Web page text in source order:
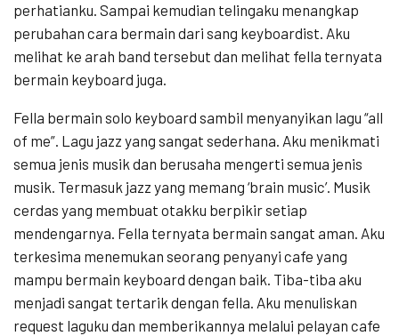
perhatianku. Sampai kemudian telingaku menangkap
perubahan cara bermain dari sang keyboardist. Aku
melihat ke arah band tersebut dan melihat fella ternyata
bermain keyboard juga.
Fella bermain solo keyboard sambil menyanyikan lagu “all
of me”. Lagu jazz yang sangat sederhana. Aku menikmati
semua jenis musik dan berusaha mengerti semua jenis
musik. Termasuk jazz yang memang ‘brain music’. Musik
cerdas yang membuat otakku berpikir setiap
mendengarnya. Fella ternyata bermain sangat aman. Aku
terkesima menemukan seorang penyanyi cafe yang
mampu bermain keyboard dengan baik. Tiba-tiba aku
menjadi sangat tertarik dengan fella. Aku menuliskan
request laguku dan memberikannya melalui pelayan cafe